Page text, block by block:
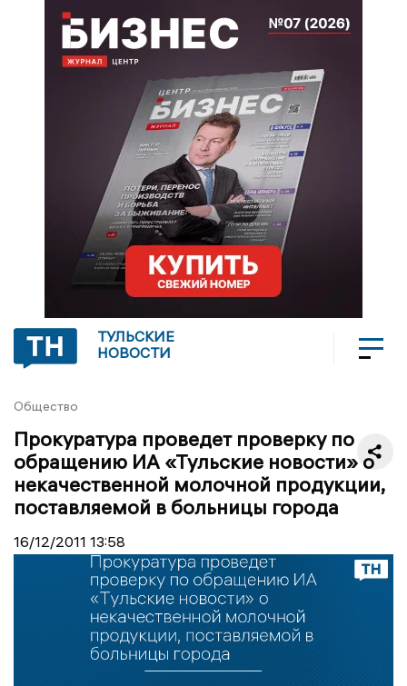
ТУЛЬСКИЕ
НОВОСТИ
Общество
Прокуратура проведет проверку по
обращению ИА «Тульские новости» о
некачественной молочной продукции,
поставляемой в больницы города
16/12/2011 13:58